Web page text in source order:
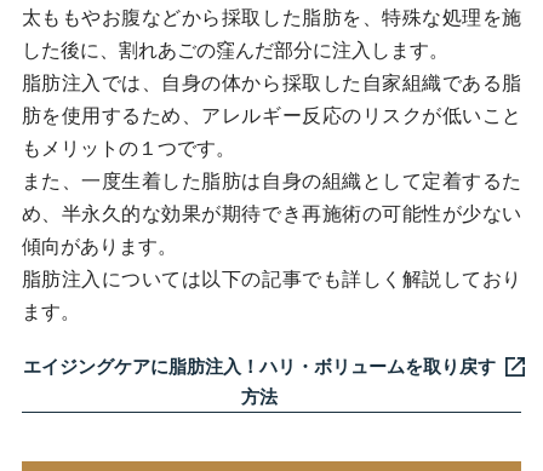
太ももやお腹などから採取した脂肪を、特殊な処理を施
した後に、割れあごの窪んだ部分に注入します。
脂肪注入では、自身の体から採取した自家組織である脂
肪を使用するため、アレルギー反応のリスクが低いこと
もメリットの１つです。
また、一度生着した脂肪は自身の組織として定着するた
め、半永久的な効果が期待でき再施術の可能性が少ない
傾向があります。
脂肪注入については以下の記事でも詳しく解説しており
ます。
エイジングケアに脂肪注入！ハリ・ボリュームを取り戻す
方法